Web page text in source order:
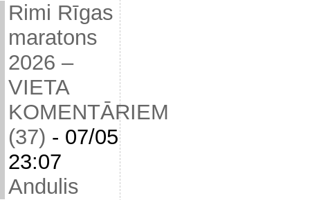
Rimi Rīgas
maratons
2026 –
VIETA
KOMENTĀRIEM
(37) - 07/05
23:07
Andulis